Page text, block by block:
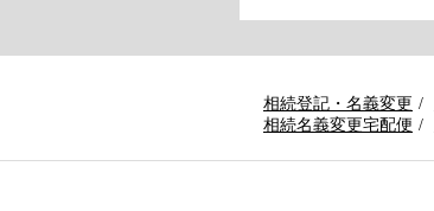
相続登記・名義変更
相続名義変更宅配便